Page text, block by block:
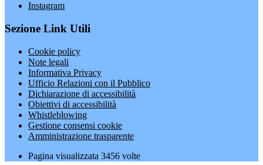
Instagram
Sezione Link Utili
Cookie policy
Note legali
Informativa Privacy
Ufficio Relazioni con il Pubblico
Dichiarazione di accessibilità
Obiettivi di accessibilità
Whistleblowing
Gestione consensi cookie
Amministrazione trasparente
Pagina visualizzata 3456 volte